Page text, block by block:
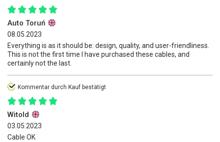
Auto Toruń
08.05.2023
Everything is as it should be: design, quality, and user-friendliness.
This is not the first time I have purchased these cables, and
certainly not the last.
Kommentar durch Kauf bestätigt
Witold
03.05.2023
Cable OK